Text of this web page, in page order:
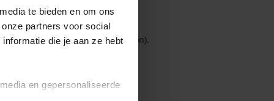
te bieden en om ons
partners voor social
die je aan ze hebt
en gepersonaliseerde
console for more information).